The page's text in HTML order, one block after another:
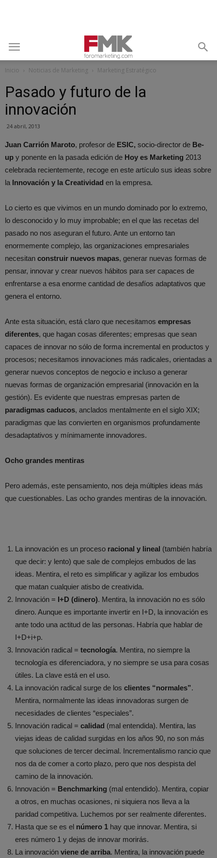
Inicio Noticias de Marketing Marketing Estratégico
Pasado y futuro de la
innovación
24 abril, 2013
Juan Carrión Maroto, profesor de ESIC, socio-director de Be-
up y ponente en la pasada edición de Hoy es Marketing 2013
celebrada recientemente, recoge en este artículo sus ideas sobre
la Innovación y la Creatividad en la empresa.
Lo cierto es que vivimos en un mundo dominado por lo extremo,
lo desconocido y lo muy improbable; en el que las recetas del
pasado no nos aseguran el futuro. Ante un entorno tan
enormemente complejo, las organizaciones empresariales
necesitan construir nuevos mapas, generar nuevas formas de
pensar, innovar y crear nuevos hábitos para ser capaces de
enfrentarse a esa enorme cantidad de desafíos adaptativos que
genera el entorno.
Ante esta situación, está claro que necesitamos empresas
diferentes, que hagan cosas diferentes; empresas que sean
capaces de innovar no sólo de forma incremental en productos y
procesos; necesitamos innovaciones más radicales, orientadas a
generar nuevos conceptos de negocio e incluso a generar
nuevas formas de organización empresarial (innovación en la
gestión). Es evidente que nuestras empresas parten de
paradigmas caducos, anclados mentalmente en el siglo XIX;
paradigmas que las convierten en organismos profundamente
desadaptativos y mínimamente innovadores.
Ocho grandes mentiras
Pero además, este pensamiento, nos deja múltiples ideas más
que cuestionables. Las ocho grandes mentiras de la innovación.
La innovación es un proceso racional y lineal (también habría
que decir: y lento) que sale de complejos embudos de las
ideas. Mentira, el reto es simplificar y agilizar los embudos
que matan cualquier atisbo de creativida.
Innovación = I+D (dinero). Mentira, la innovación no es sólo
dinero. Aunque es importante invertir en I+D, la innovación es
ante todo una actitud de las personas. Habría que hablar de
I+D+i+p.
Innovación radical = tecnología. Mentira, no siempre la
tecnología es diferenciadora, y no siempre se usa para cosas
útiles. La clave está en el uso.
La innovación radical surge de los clientes “normales”.
Mentira, normalmente las ideas innovadoras surgen de
necesidades de clientes “especiales”.
Innovación radical = calidad (mal entendida). Mentira, las
viejas ideas de calidad surgidas en los años 90, no son más
que soluciones de tercer decimal. Incrementalismo rancio que
nos da de comer a corto plazo, pero que nos despista del
camino de la innovación.
Innovación = Benchmarking (mal entendido). Mentira, copiar
a otros, en muchas ocasiones, ni siquiera nos lleva a la
paridad competitiva. Luchemos por ser realmente diferentes.
Hasta que se es el número 1 hay que innovar. Mentira, si
eres número 1 y dejas de innovar morirás.
La innovación viene de arriba. Mentira, la innovación puede